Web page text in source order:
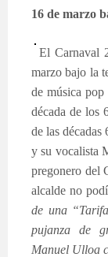
16 de marzo
El Carnaval
marzo bajo la
de música
década de los
de las
y su vocalista
pregonero del
alcalde no
de una
pujanza de
Manuel Ulloa